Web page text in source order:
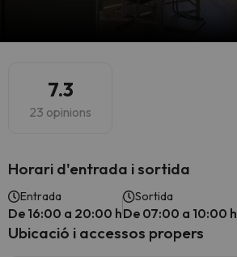
7.3
23 opinions
Horari d'entrada i sortida
Entrada
De 16:00 a 20:00 h
Sortida
De 07:00 a 10:00 h
Ubicació i accessos propers